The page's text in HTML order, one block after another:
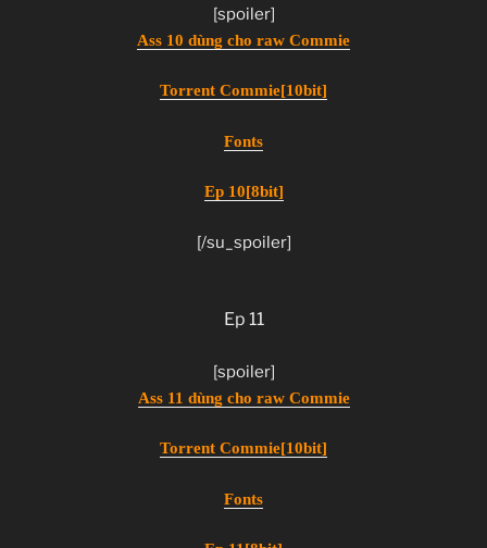
[spoiler]
Ass 10 dùng cho raw Commie
Torrent Commie[10bit]
Fonts
Ep 10[8bit]
[/su_spoiler]
Ep 11
[spoiler]
Ass 11 dùng cho raw Commie
Torrent Commie[10bit]
Fonts